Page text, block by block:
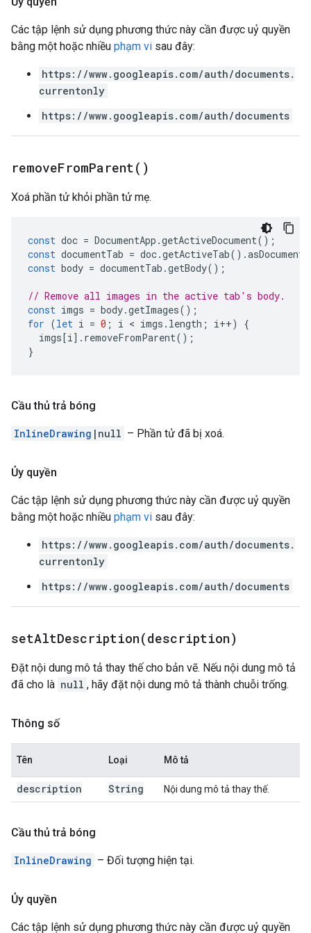
Các tập lệnh sử dụng phương thức này cần được uỷ quyền
bằng một hoặc nhiều phạm vi sau đây:
https://www.googleapis.com/auth/documents.
currentonly
https://www.googleapis.com/auth/documents
removeFromParent( )
Xoá phần tử khỏi phần tử mẹ.
const doc = DocumentApp .getActiveDocument();
const documentTab = doc.getActiveTab().
const body = documentTab .getBody();
// Remove all images in the active tab's body.
const imgs = body.getImages();
for (let i = 0 ; i < imgs . length ; i++)
{
imgs[i]. removeFromParent();
}
Cầu thủ trả bóng
InlineDrawing |null – Phần tử đã bị xoá.
Ủy quyền
Các tập lệnh sử dụng phương thức này cần được uỷ quyền
bằng một hoặc nhiều phạm vi sau đây:
https://www.googleapis.com/auth/documents.
currentonly
https://www.googleapis.com/auth/documents
setAltDescription(description)
Đặt nội dung mô tả thay thế cho bản vẽ. Nếu nội dung mô tả
đã cho là null , hãy đặt nội dung mô tả thành chuỗi trống.
Thông số
Tên Loại Mô tả
description String Nội dung mô tả thay thế.
Cầu thủ trả bóng
InlineDrawing – Đối tượng hiện tại.
Ủy quyền
Các tập lệnh sử dụng phương thức này cần được uỷ quyền